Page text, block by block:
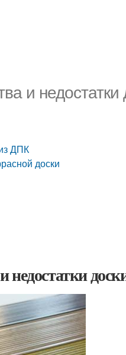
и недостатки
ДПК
доски
недостатки